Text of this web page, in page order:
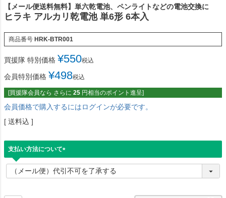
【メール便送料無料】単六乾電池、ペンライトなどの電池交換に
ヒラキ アルカリ乾電池 単6形 6本入
商品番号 HRK-BTR001
買援隊 特別価格 ¥550税込
会員特別価格 ¥498税込
[買援隊会員なら さらに 25 円相当のポイント進呈]
会員価格で購入するにはログインが必要です。
送料込
支払い方法について
必
須